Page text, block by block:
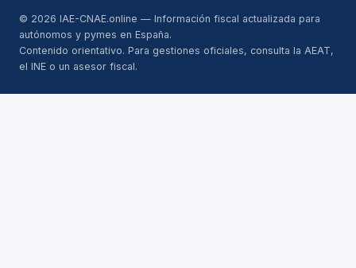
© 2026 IAE-CNAE.online — Información fiscal actualizada para
autónomos y pymes en España.
Contenido orientativo. Para gestiones oficiales, consulta la AEAT,
el INE o un asesor fiscal.